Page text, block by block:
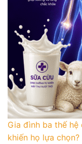
Gia đình ba thế
khiến họ lựa chọn?